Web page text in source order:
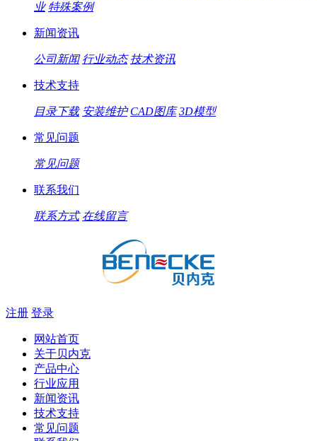
业 特殊案例
新闻资讯
公司新闻 行业动态 技术资讯
技术支持
目录下载 安装维护 CAD图库 3D模型
常见问题
常见问题
联系我们
联系方式 在线留言
注册 登录
网站首页
关于贝内克
产品中心
行业应用
新闻资讯
技术支持
常见问题